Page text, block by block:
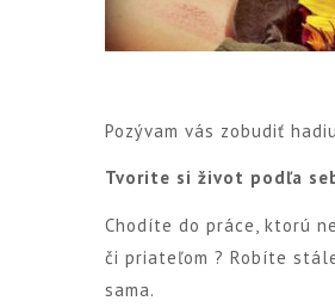
Pozývam vás zobudiť
Tvorite si život podľa
Chodíte do práce, ktorú
či priateľom ? Robíte
sama.